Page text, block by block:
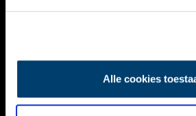
Alle cookies
KALENDER
ACTIVITEITEN